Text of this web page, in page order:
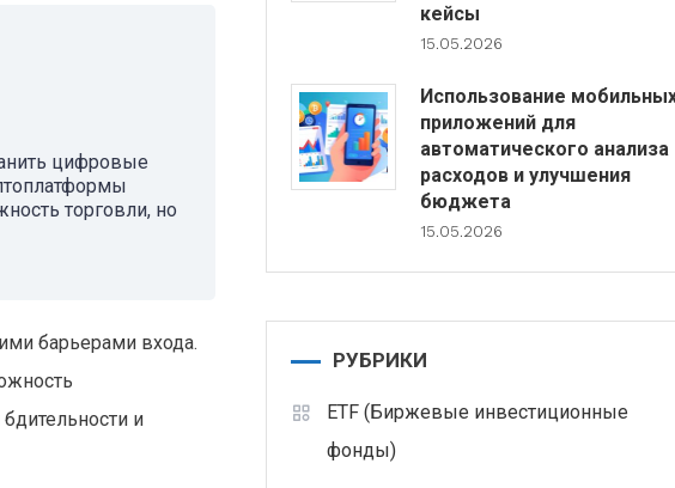
цифровые
торговли, но
барьерами входа.
и
кейсы
15.05.2026
Использование
приложений для
автоматического анализа
расходов и улучшения
бюджета
15.05.2026
РУБРИКИ
ETF (Биржевые инвестиционные
фонды)